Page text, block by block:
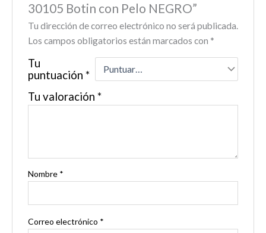
30105 Botin con Pelo NEGRO”
Tu dirección de correo electrónico no será publicada.
Los campos obligatorios están marcados con *
Tu
puntuación *
Tu valoración *
Nombre *
Correo electrónico *